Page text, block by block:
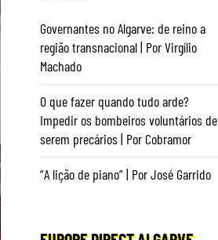
Governantes no Algarve: de reino a
região transnacional | Por Virgílio
Machado
O que fazer quando tudo arde?
Impedir os bombeiros voluntários de
serem precários | Por Cobramor
“A lição de piano” | Por José Garrido